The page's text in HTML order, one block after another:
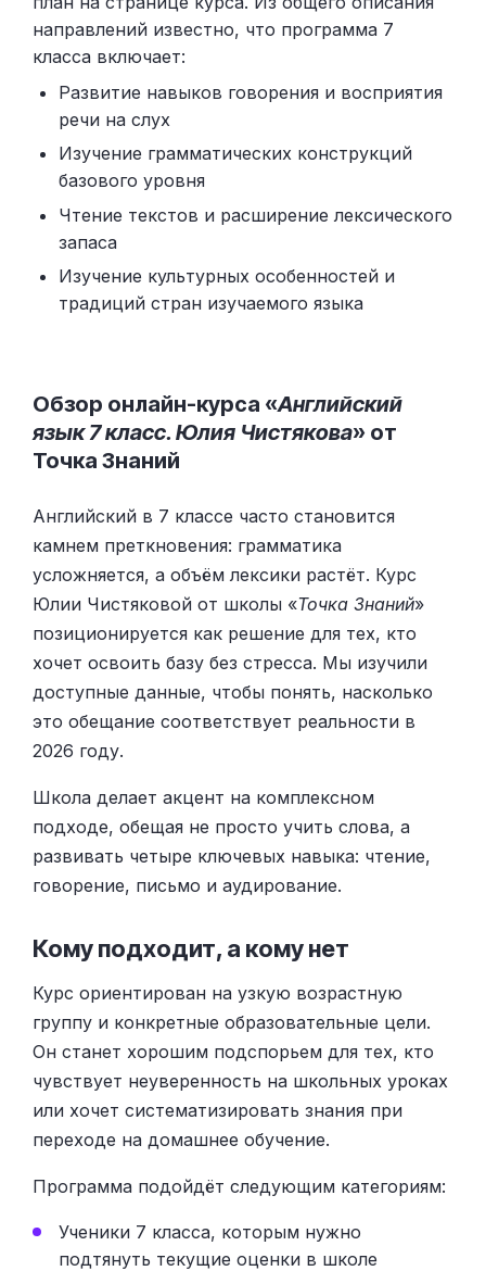
направлений известно, что программа 7
класса включает:
Развитие навыков говорения и восприятия
речи на слух
Изучение грамматических конструкций
базового уровня
Чтение текстов и расширение лексического
запаса
Изучение культурных особенностей и
традиций стран изучаемого языка
Обзор онлайн-курса «Английский
язык 7 класс. Юлия Чистякова» от
Точка Знаний
Английский в 7 классе часто становится
камнем преткновения: грамматика
усложняется, а объём лексики растёт. Курс
Юлии Чистяковой от школы «Точка Знаний»
позиционируется как решение для тех, кто
хочет освоить базу без стресса. Мы изучили
доступные данные, чтобы понять, насколько
это обещание соответствует реальности в
2026 году.
Школа делает акцент на комплексном
подходе, обещая не просто учить слова, а
развивать четыре ключевых навыка: чтение,
говорение, письмо и аудирование.
Кому подходит, а кому нет
Курс ориентирован на узкую возрастную
группу и конкретные образовательные цели.
Он станет хорошим подспорьем для тех, кто
чувствует неуверенность на школьных уроках
или хочет систематизировать знания при
переходе на домашнее обучение.
Программа подойдёт следующим категориям:
Ученики 7 класса, которым нужно
подтянуть текущие оценки в школе